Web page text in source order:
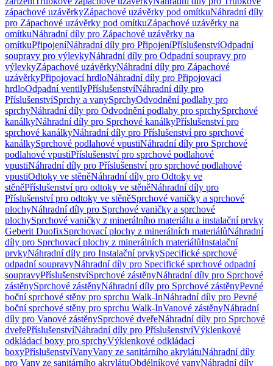
zápachové uzávěrkyZápachové uzávěrky pod omítkuNáhradní díly
pro Zápachové uzávěrky pod omítkuZápachové uzávěrky na
omítkuNáhradní díly pro Zápachové uzávěrky na
omítkuPřipojeníNáhradní díly pro PřipojeníPříslušenstvíOdpadní
soupravy pro výlevkyNáhradní díly pro Odpadní soupravy pro
výlevkyZápachové uzávěrkyNáhradní díly pro Zápachové
uzávěrkyPřipojovací hrdloNáhradní díly pro Připojovací
hrdloOdpadní ventilyPříslušenstvíNáhradní díly pro
PříslušenstvíSprchy a vanySprchyOdvodnění podlahy pro
sprchyNáhradní díly pro Odvodnění podlahy pro sprchySprchové
kanálkyNáhradní díly pro Sprchové kanálkyPříslušenství pro
sprchové kanálkyNáhradní díly pro Příslušenství pro sprchové
kanálkySprchové podlahové vpustiNáhradní díly pro Sprchové
podlahové vpustiPříslušenství pro sprchové podlahové
vpustiNáhradní díly pro Příslušenství pro sprchové podlahové
vpustiOdtoky ve stěněNáhradní díly pro Odtoky ve
stěněPříslušenství pro odtoky ve stěněNáhradní díly pro
Příslušenství pro odtoky ve stěněSprchové vaničky a sprchové
plochyNáhradní díly pro Sprchové vaničky a sprchové
plochySprchové vaničky z minerálního materiálu a instalační prvky
Geberit DuofixSprchovací plochy z minerálních materiálůNáhradní
díly pro Sprchovací plochy z minerálních materiálůInstalační
prvkyNáhradní díly pro Instalační prvkySpecifické sprchové
odpadní soupravyNáhradní díly pro Specifické sprchové odpadní
soupravyPříslušenstvíSprchové zástěnyNáhradní díly pro Sprchové
zástěnySprchové zástěnyNáhradní díly pro Sprchové zástěnyPevné
boční sprchové stěny pro sprchu Walk-InNáhradní díly pro Pevné
boční sprchové stěny pro sprchu Walk-InVanové zástěnyNáhradní
díly pro Vanové zástěnySprchové dveřeNáhradní díly pro Sprchové
dveřePříslušenstvíNáhradní díly pro PříslušenstvíVýklenkové
odkládací boxy pro sprchyVýklenkové odkládací
boxyPříslušenstvíVanyVany ze sanitárního akrylátuNáhradní díly
pro Vany ze sanitárního akrylátuObdélníkové vanyNáhradní díly